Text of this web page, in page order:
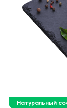
Натуральный